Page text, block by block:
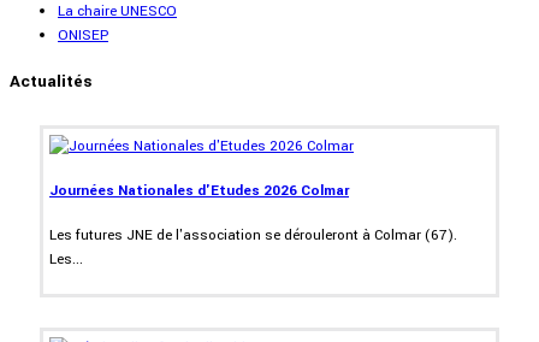
La chaire UNESCO
ONISEP
Actualités
Journées Nationales d'Etudes 2026 Colmar
Les futures JNE de l'association se dérouleront à Colmar (67).
Les...